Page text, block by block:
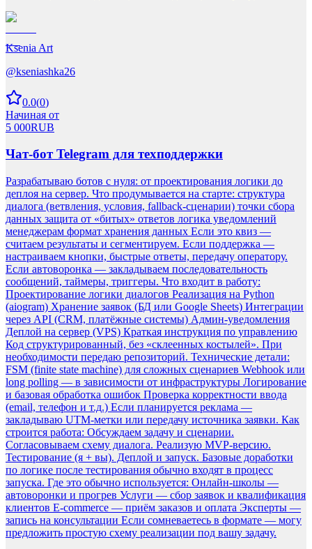
Ksenia Art
@kseniashka26
0.0(0)
Начиная от
5 000RUB
Чат-бот Telegram для техподдержки
Разрабатываю ботов с нуля: от проектирования логики до
деплоя на сервер. Что продумывается на старте: структура
диалога (ветвления, условия, fallback-сценарии) точки сбора
данных защита от «битых» ответов логика уведомлений
менеджерам формат хранения данных Если это квиз —
считаем результаты и сегментируем. Если поддержка —
настраиваем кнопки, быстрые ответы, передачу оператору.
Если автоворонка — закладываем последовательность
сообщений, таймеры, триггеры. Что входит в работу:
Проектирование логики диалогов Реализация на Python
(aiogram) Хранение заявок (БД или Google Sheets) Интеграции
через API (CRM, платёжные системы) Админ-уведомления
Деплой на сервер (VPS) Краткая инструкция по управлению
Код структурированный, без «склеенных костылей». При
необходимости передаю репозиторий. Технические детали:
FSM (finite state machine) для сложных сценариев Webhook или
long polling — в зависимости от инфраструктуры Логирование
и базовая обработка ошибок Проверка корректности ввода
(email, телефон и т.д.) Если планируется реклама —
закладываю UTM-метки или передачу источника заявки. Как
строится работа: Обсуждаем задачу и сценарии.
Согласовываем схему диалога. Реализую MVP-версию.
Тестирование (я + вы). Деплой и запуск. Базовые доработки
по логике после тестирования обычно входят в процесс
запуска. Где это обычно используется: Онлайн-школы —
автоворонки и прогрев Услуги — сбор заявок и квалификация
клиентов E-commerce — приём заказов и оплата Эксперты —
запись на консультации Если сомневаетесь в формате — могу
предложить простую схему реализации под вашу задачу.